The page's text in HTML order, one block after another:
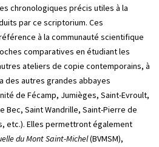
chronologiques précis utiles à la
par ce scriptorium. Ces
à la communauté scientifique
comparatives en étudiant les
ateliers de copie contemporains, à
des autres grandes abbayes
de Fécamp, Jumièges, Saint-Evroult,
Bec, Saint Wandrille, Saint-Pierre de
etc.). Elles permettront également
du Mont Saint-Michel(BVMSM),